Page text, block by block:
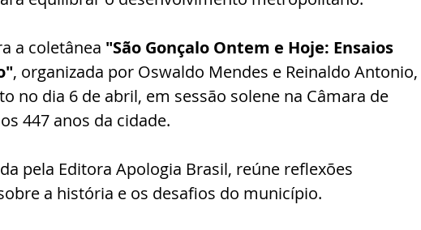
a coletânea "São Gonçalo Ontem e Hoje: Ensaios
, organizada por Oswaldo Mendes e Reinaldo Antonio,
no dia 6 de abril, em sessão solene na Câmara de
447 anos da cidade.
pela Editora Apologia Brasil, reúne reflexões
a história e os desafios do município.